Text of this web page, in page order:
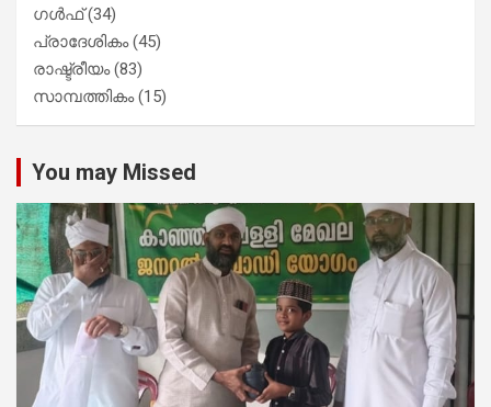
ഗൾഫ്(34)
പ്രാദേശികം(45)
രാഷ്ട്രീയം(83)
സാമ്പത്തികം(15)
You may Missed